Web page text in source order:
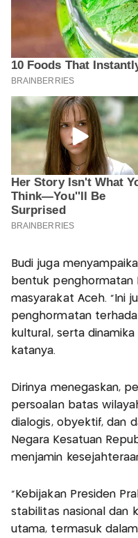
Budi juga
bentuk penghormatan
masyarakat Aceh. "Ini
penghormatan
kultural, serta
katanya.
Dirinya menegaskan,
persoalan batas
dialogis, obyektif, dan
Negara Kesatuan
menjamin
“Kebijakan Presiden
stabilitas nasional dan
utama, termasuk